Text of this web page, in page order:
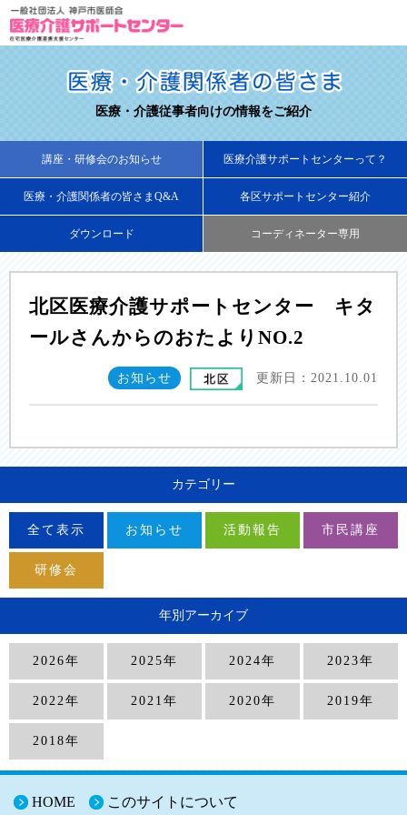
医療・介護従事者向けの情報をご紹介
講座・研修会のお知らせ 医療介護サポートセンターって？
医療・介護関係者の皆さまQ&A 各区サポートセンター紹介
ダウンロード コーディネーター専用
北区医療介護サポートセンター キタ
ールさんからのおたよりNO.2
お知らせ 更新日：2021.10.01
カテゴリー
全て表示 お知らせ 活動報告 市民講座
研修会
年別アーカイブ
2026年 2025年 2024年 2023年
2022年 2021年 2020年 2019年
2018年
HOME このサイトについて